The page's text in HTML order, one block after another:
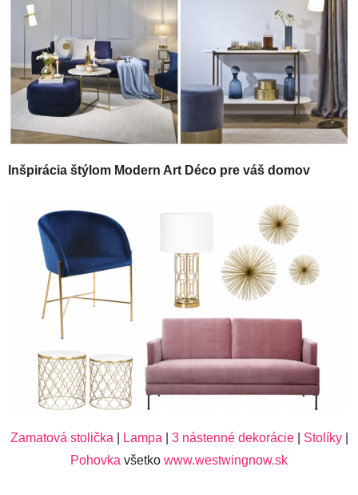
Inšpirácia štýlom Modern Art Déco pre váš domov
Zamatová stolička Lampa 3 nástenné dekorácie| Stolíky|
Pohovka všetko www.westwingnow.sk